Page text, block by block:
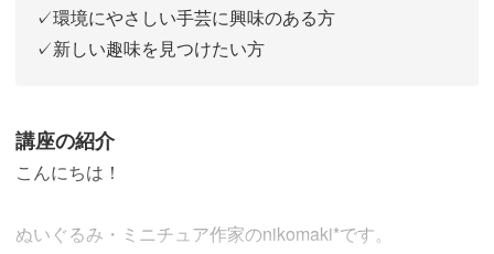
✓環境にやさしい手芸に興味のある方
✓新しい趣味を見つけたい方
講座の紹介
こんにちは！
ぬいぐるみ・ミニチュア作家のnikomaki*です。